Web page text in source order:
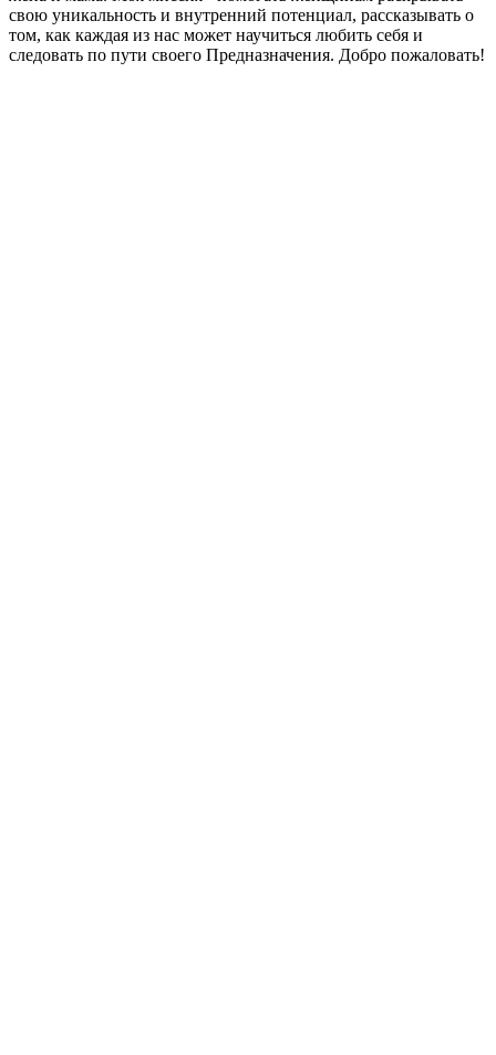
свою уникальность и внутренний потенциал, рассказывать о
том, как каждая из нас может научиться любить себя и
следовать по пути своего Предназначения. Добро пожаловать!